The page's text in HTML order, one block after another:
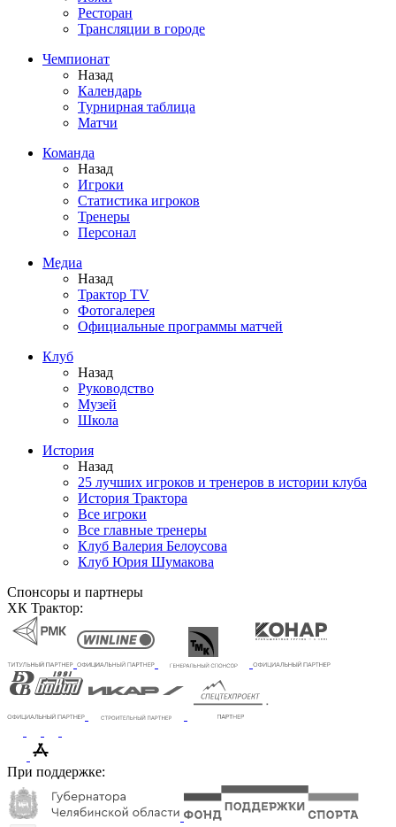
Ресторан
Трансляции в городе
Чемпионат
Назад
Календарь
Турнирная таблица
Матчи
Команда
Назад
Игроки
Статистика игроков
Тренеры
Персонал
Медиа
Назад
Трактор TV
Фотогалерея
Официальные программы матчей
Клуб
Назад
Руководство
Музей
Школа
История
Назад
25 лучших игроков и тренеров в истории клуба
История Трактора
Все игроки
Все главные тренеры
Клуб Валерия Белоусова
Клуб Юрия Шумакова
Спонсоры и партнеры
ХК Трактор:
При поддержке: